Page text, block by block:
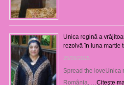
Unica regină a
rezolvă în luna martie
25/09/2025
Spread the loveUnica
România, … Citeşte